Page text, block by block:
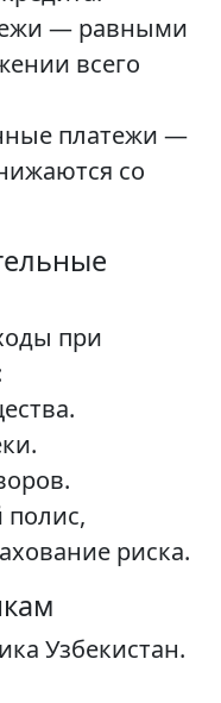
— равными
всего
платежи —
со
при
полис,
риска.
Узбекистан.